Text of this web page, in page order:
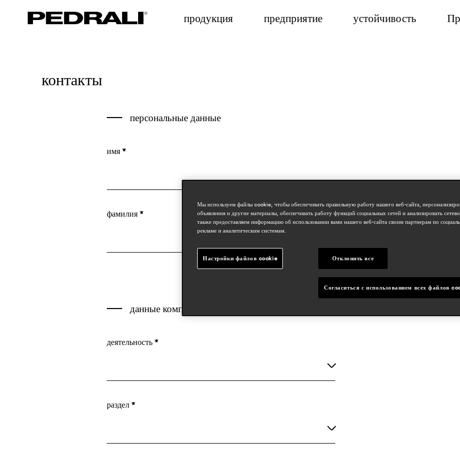
продукция предприятие устойчивость
контакты
персональные данные
имя *
фамилия *
данные компании
деятельность *
раздел *
Мы используем файлы cookie, чтобы обеспечивать правильную работу нашего веб-сайта,
объявления и другие материалы, обеспечивать работу функций социальных сетей и анализировать
также предоставляем информацию об использовании вами нашего веб-сайта своим партнерам по
рекламе и аналитическим системам.
Настройки файлов cookie Отклонить все
Согласиться с использованием всех файлов